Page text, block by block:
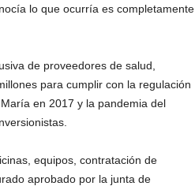
lo que ocurría es completamente
de proveedores de salud,
para cumplir con la regulación
en 2017 y la pandemia del
equipos, contratación de
aprobado por la junta de